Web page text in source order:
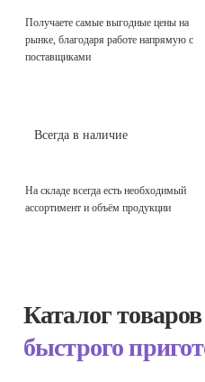
Получаете самые выгодные цены на
рынке, благодаря работе напрямую с
поставщиками
Всегда в наличие
На складе всегда есть необходимый
ассортимент и объём продукции
Каталог товаров
быстрого